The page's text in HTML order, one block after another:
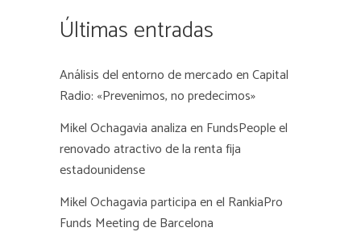
Últimas entradas
Análisis del entorno de mercado en Capital
Radio: «Prevenimos, no predecimos»
Mikel Ochagavia analiza en FundsPeople el
renovado atractivo de la renta fija
estadounidense
Mikel Ochagavia participa en el RankiaPro
Funds Meeting de Barcelona